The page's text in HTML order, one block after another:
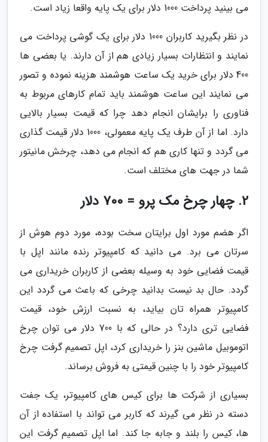
می بینید پرداخت 1000 دلار برای یک پایه واقعا زیاد است.
در نظر بگیرید کاربران 1000 دلار برای یک گوشی پرداخت می
نمایند و انتظارات بسیار زیادی هم از آن دارند. یا بعضی ها
400 دلار برای خرید یک ساعت هوشمند هزینه نموده و تصور
می نمایند این ساعت هوشمند باید تمام کارهای مربوط به
فناوری را برایشان انجام دهد چرا که قیمت بسیار بالایی
دارد. اما از آن طرف یک پایه معمولی، 1000 دلار قیمت گذاری
می گردد و تنها کاری هم که انجام می دهد، چرخش مانیتور
شما در جهت های مختلف است.
2. چهار چرخ مک پرو = 700 دلار
اگر هضم مورد اول برایتان سخت بوده، مورد دوم هوش از
سرتان می برد. می دانید که کامپیوتر رنده مانند اپل با
قیمت فضایی خود به وسیله بعضی از کاربران خریداری می
گردد. حال بد نیست بدانید چرخی که باعث می گردد این
کامپیوتر همراه تان بیاید، به نسبت ارزش خود، قیمت
فضایی تری دارد؟ در حالی که با 700 دلار می توان چرخ
اتوموبیل ماشین بنز را خریداری کرد، اپل تصمیم گرفت چرخ
کامپیوتر خود را با چنین قیمتی به فروش برساند.
بسیاری از شرکت ها برای کیس های کامپیوتر، یک جفت
دسته در نظر می گیرند که کاربر می تواند با استفاده از آن
ها، کیس را بلند و جابه جا کند. اما اپل تصمیم گرفت این